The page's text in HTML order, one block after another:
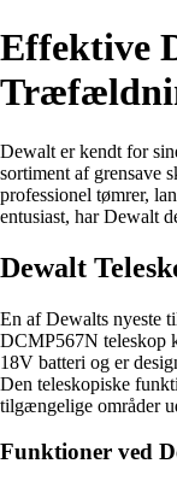
Effektive
Dewalt er kendt for
sortiment af grensave
professionel tømrer,
entusiast, har Dewalt
Dewalt
En af Dewalts nyeste
DCMP567N teleskop
18V batteri og er
Den teleskopiske
tilgængelige områder
Funktioner ved